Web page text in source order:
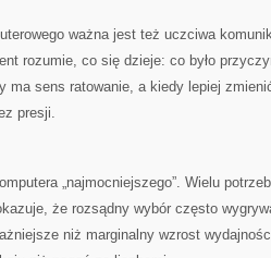
ważna jest też uczciwa
rozumie, co się dzieje: co było
ma sens ratowanie, a kiedy lepiej
presji.
„najmocniejszego”. Wielu
że rozsądny wybór często
niż marginalny wzrost